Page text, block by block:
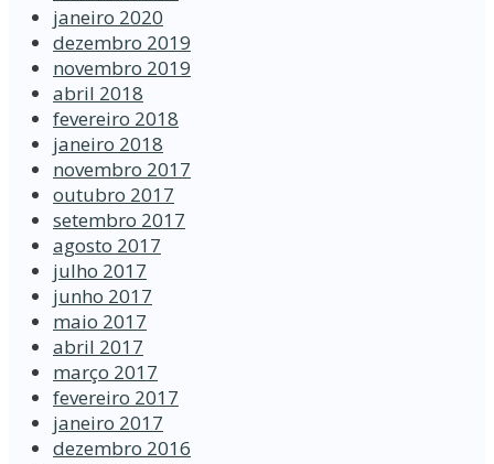
janeiro 2020
dezembro 2019
novembro 2019
abril 2018
fevereiro 2018
janeiro 2018
novembro 2017
outubro 2017
setembro 2017
agosto 2017
julho 2017
junho 2017
maio 2017
abril 2017
março 2017
fevereiro 2017
janeiro 2017
dezembro 2016